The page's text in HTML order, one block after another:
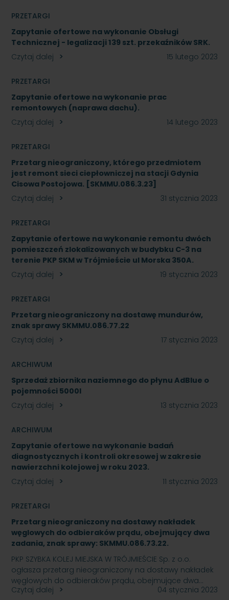
PRZETARGI
Zapytanie ofertowe na wykonanie Obsługi
Technicznej - legalizacji 139 szt. przekaźników SRK.
Czytaj dalej
15 lutego 2023
PRZETARGI
Zapytanie ofertowe na wykonanie prac
remontowych (naprawa dachu).
Czytaj dalej
14 lutego 2023
PRZETARGI
Przetarg nieograniczony, którego przedmiotem
jest remont sieci ciepłowniczej na stacji Gdynia
Cisowa Postojowa. [SKMMU.086.3.23]
Czytaj dalej
31 stycznia 2023
PRZETARGI
Zapytanie ofertowe na wykonanie remontu dwóch
pomieszczeń zlokalizowanych w budybku C-3 na
terenie PKP SKM w Trójmieście ul Morska 350A.
Czytaj dalej
19 stycznia 2023
PRZETARGI
Przetarg nieograniczony na dostawę mundurów,
znak sprawy SKMMU.086.77.22
Czytaj dalej
17 stycznia 2023
ARCHIWUM
Sprzedaż zbiornika naziemnego do płynu AdBlue o
pojemności 5000l
Czytaj dalej
13 stycznia 2023
ARCHIWUM
Zapytanie ofertowe na wykonanie badań
diagnostycznych i kontroli okresowej w zakresie
nawierzchni kolejowej w roku 2023.
Czytaj dalej
11 stycznia 2023
PRZETARGI
Przetarg nieograniczony na dostawy nakładek
węglowych do odbieraków prądu, obejmujący dwa
zadania, znak sprawy: SKMMU.086.73.22.
PKP SZYBKA KOLEJ MIEJSKA W TRÓJMIEŚCIE Sp. z o.o.
ogłasza przetarg nieograniczony na dostawy nakładek
węglowych do odbieraków prądu, obejmujące dwa…
Czytaj dalej
04 stycznia 2023